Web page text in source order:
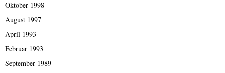
Oktober 1998
August 1997
April 1993
Februar 1993
September 1989